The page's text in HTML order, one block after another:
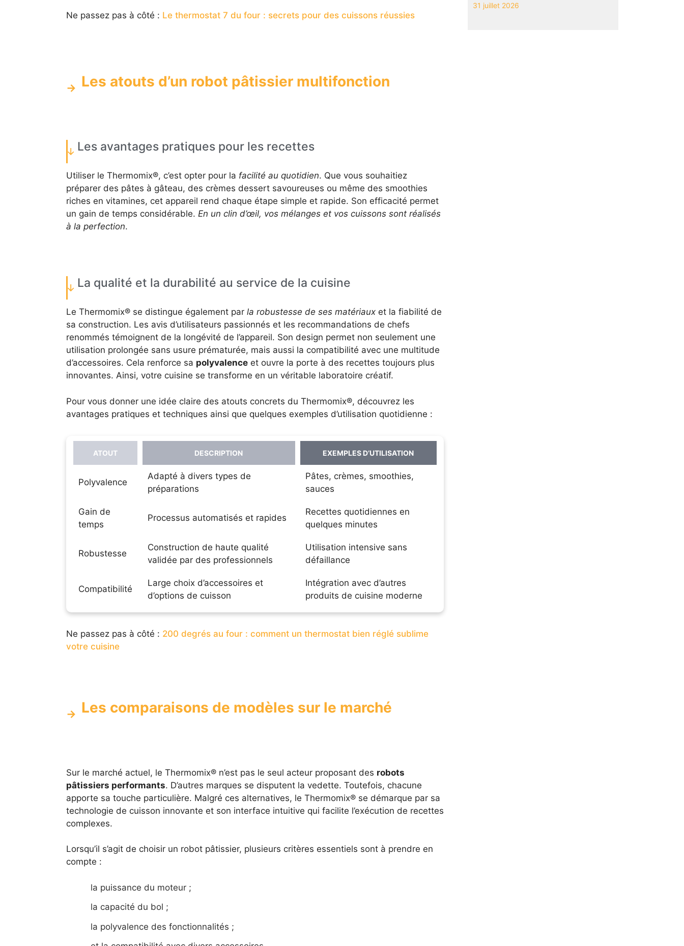
Ne passez pas à côté : Le thermostat 7 du four : secrets pour des cuissons réussies
Les atouts d’un robot pâtissier multifonction
Les avantages pratiques pour les recettes
Utiliser le Thermomix®, c’est opter pour la facilité au quotidien. Que vous souhaitiez
préparer des pâtes à gâteau, des crèmes dessert savoureuses ou même des smoothies
riches en vitamines, cet appareil rend chaque étape simple et rapide. Son efficacité permet
un gain de temps considérable. En un clin d’œil, vos mélanges et vos cuissons sont réalisés
à la perfection.
La qualité et la durabilité au service de la cuisine
Le Thermomix® se distingue également parla robustesse de ses matériauxet la fiabilité de
sa construction. Les avis d’utilisateurs passionnés et les recommandations de chefs
renommés témoignent de la longévité de l’appareil. Son design permet non seulement une
utilisation prolongée sans usure prématurée, mais aussi la compatibilité avec une multitude
d’accessoires. Cela renforce sa polyvalenceet ouvre la porte à des recettes toujours plus
innovantes. Ainsi, votre cuisine se transforme en un véritable laboratoire créatif.
Pour vous donner une idée claire des atouts concrets du Thermomix®, découvrez les
avantages pratiques et techniques ainsi que quelques exemples d’utilisation quotidienne :
ATOUT DESCRIPTION EXEMPLES D’UTILISATION
Polyvalence
Adapté à divers types de
préparations
Pâtes, crèmes, smoothies,
sauces
Gain de
temps
Processus automatisés et rapides
Recettes quotidiennes en
quelques minutes
Robustesse
Construction de haute qualité
validée par des professionnels
Utilisation intensive sans
défaillance
Compatibilité
Large choix d’accessoires et
d’options de cuisson
Intégration avec d’autres
produits de cuisine moderne
Ne passez pas à côté : 200 degrés au four : comment un thermostat bien réglé sublime
votre cuisine
Les comparaisons de modèles sur le marché
Sur le marché actuel, le Thermomix® n’est pas le seul acteur proposant des robots
pâtissiers performants. D’autres marques se disputent la vedette. Toutefois, chacune
apporte sa touche particulière. Malgré ces alternatives, le Thermomix® se démarque par sa
technologie de cuisson innovante et son interface intuitive qui facilite l’exécution de recettes
complexes.
Lorsqu’il s’agit de choisir un robot pâtissier, plusieurs critères essentiels sont à prendre en
compte :
la puissance du moteur ;
la capacité du bol ;
la polyvalence des fonctionnalités ;
31 juillet 2026